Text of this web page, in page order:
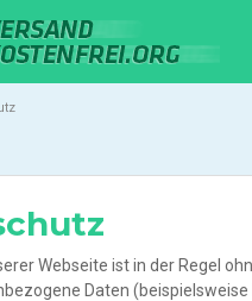
Webseite ist in der Regel
Daten